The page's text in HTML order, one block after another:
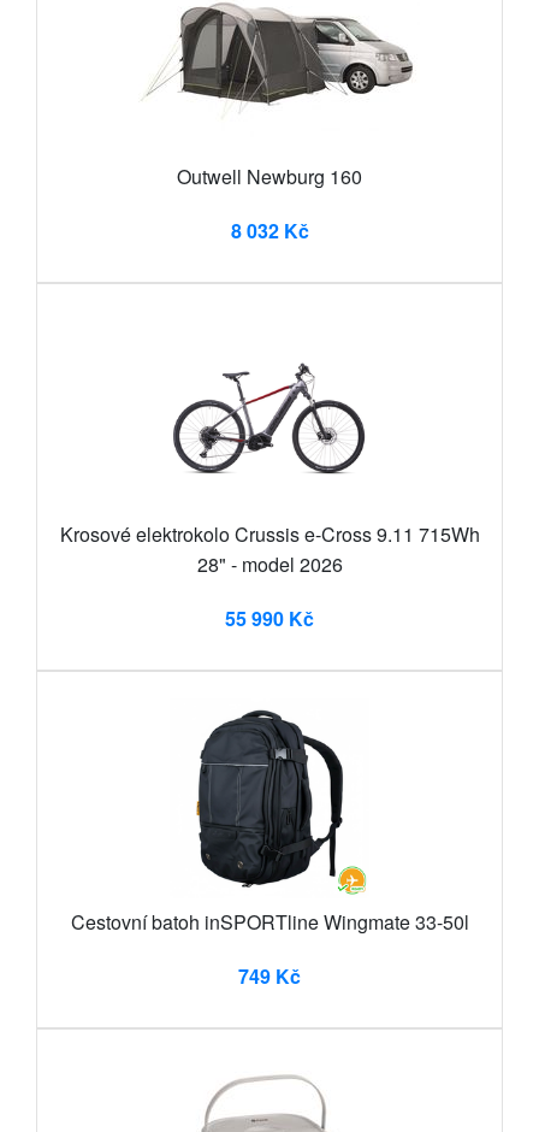
Outwell Newburg 160
8 032 Kč
Krosové elektrokolo Crussis e-Cross 9.11 715Wh
28" - model 2026
55 990 Kč
Cestovní batoh inSPORTline Wingmate 33-50l
749 Kč